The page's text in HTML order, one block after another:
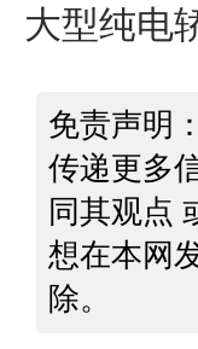
大型纯电
免责声明
传递更多
同其观点
想在本网
除。